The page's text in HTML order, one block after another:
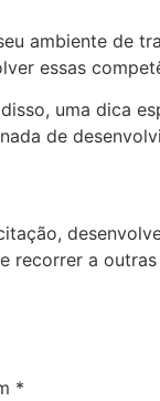
ambiente de
essas
uma dica
de
recorrer a
*